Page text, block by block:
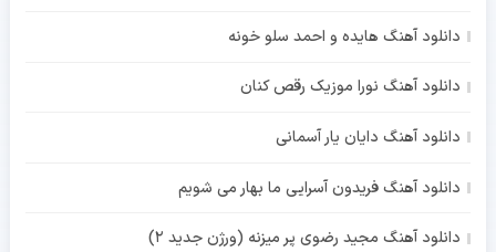
دانلود آهنگ هایده و احمد سلو خونه
دانلود آهنگ نورا موزیک رقص کنان
دانلود آهنگ دایان یار آسمانی
دانلود آهنگ فریدون آسرایی ما بهار می شویم
دانلود آهنگ مجید رضوی پر میزنه (ورژن جدید 2)